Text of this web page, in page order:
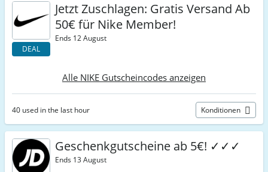
DEAL
Jetzt Zuschlagen: Gratis Versand Ab
50€ für Nike Member!
Ends 12 August
Alle NIKE Gutscheincodes anzeigen
40 used in the last hour Konditionen
Geschenkgutscheine ab 5€! ✓✓✓
Ends 13 August